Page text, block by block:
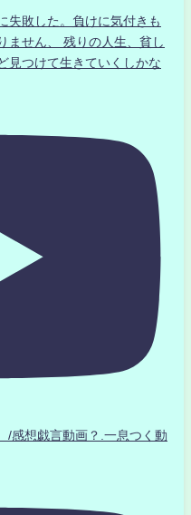
失敗した。負けに気付きも
ません、 残りの人生、貧し
見つけて生きていくしかな
想戯言動画？.一息つく動